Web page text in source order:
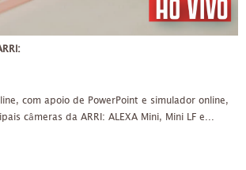
com apoio de PowerPoint e simulador online,
câmeras da ARRI: ALEXA Mini, Mini LF e...